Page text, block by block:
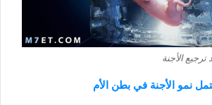
الأجنة
نمو الأجنة في بطن الأم